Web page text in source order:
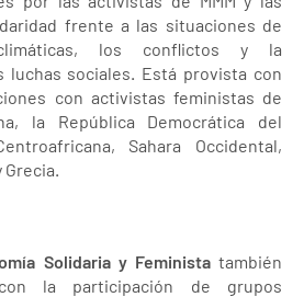
frente a las situaciones de
climáticas, los conflictos y la
luchas sociales. Está provista con
con activistas feministas de
la República Democrática del
Sahara Occidental,
Grecia.
Solidaria y Feministatambién
la participación de grupos